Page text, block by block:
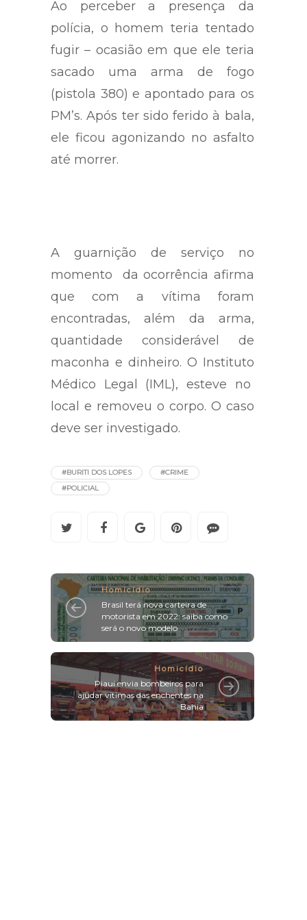
Ao perceber a presença da
polícia, o homem teria tentado
fugir – ocasião em que ele teria
sacado uma arma de fogo
(pistola 380) e apontado para os
PM’s. Após ter sido ferido à bala,
ele ficou agonizando no asfalto
até morrer.
A guarnição de serviço no
momento da ocorrência afirma
que com a vítima foram
encontradas, além da arma,
quantidade considerável de
maconha e dinheiro. O Instituto
Médico Legal (IML), esteve no
local e removeu o corpo. O caso
deve ser investigado.
#BURITI DOS LOPES
#CRIME
#POLICIAL
Homicídio
Brasil terá nova carteira de
motorista em 2022: saiba como
será o novo modelo
Homicídio
Piauí envia bombeiros para
ajudar vítimas das enchentes na
Bahia